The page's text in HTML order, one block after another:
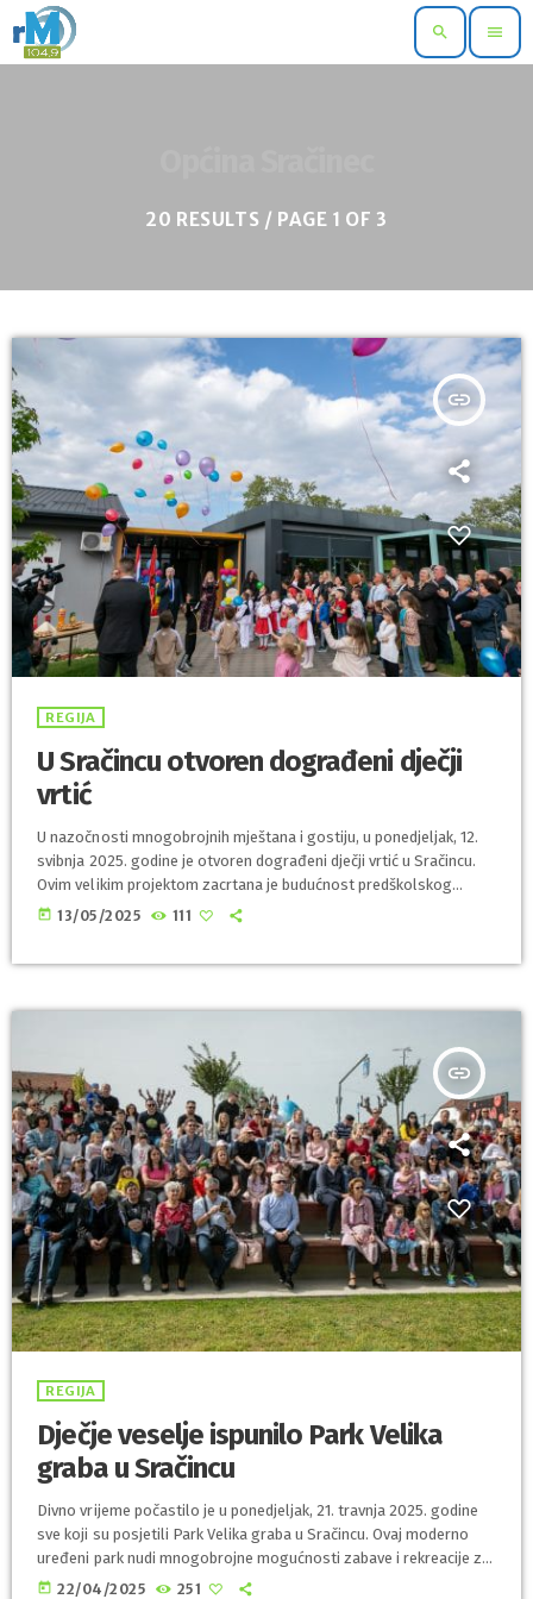
search menu
20 RESULTS / PAGE 1 OF 3
insert_link
REGIJA
U Sračincu otvoren dograđeni dječji
vrtić
U nazočnosti mnogobrojnih mještana i gostiju, u ponedjeljak, 12.
svibnja 2025. godine je otvoren dograđeni dječji vrtić u Sračincu.
Ovim velikim projektom zacrtana je budućnost predškolskog
odgoja u općini Sračinec, koja je sada jedna od rijetkih sredina u
today 13/05/2025 111
insert_link
REGIJA
Dječje veselje ispunilo Park Velika
graba u Sračincu
Divno vrijeme počastilo je u ponedjeljak, 21. travnja 2025. godine
sve koji su posjetili Park Velika graba u Sračincu. Ovaj moderno
uređeni park nudi mnogobrojne mogućnosti zabave i rekreacije za
djecu i mlade, a na Uskrsni ponedjeljak, bio je i mjesto za
today 22/04/2025 251